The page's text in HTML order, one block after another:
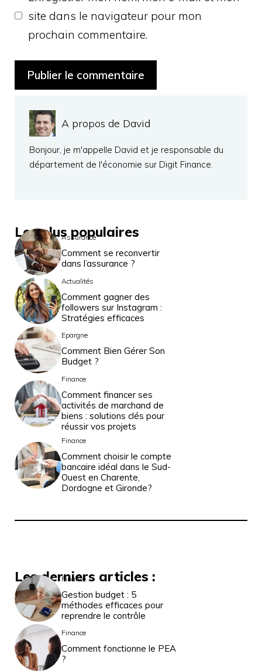
site dans le navigateur pour mon
prochain commentaire.
A propos de David
Bonjour, je m'appelle David et je responsable du
département de l'économie sur Digit Finance.
Les plus populaires
Assurance
Comment se reconvertir
dans l’assurance ?
Actualités
Comment gagner des
followers sur Instagram :
Stratégies efficaces
Epargne
Comment Bien Gérer Son
Budget ?
Finance
Comment financer ses
activités de marchand de
biens : solutions clés pour
réussir vos projets
Finance
Comment choisir le compte
bancaire idéal dans le Sud-
Ouest en Charente,
Dordogne et Gironde?
Les derniers articles :
Finance
Gestion budget : 5
méthodes efficaces pour
reprendre le contrôle
Finance
Comment fonctionne le PEA
?